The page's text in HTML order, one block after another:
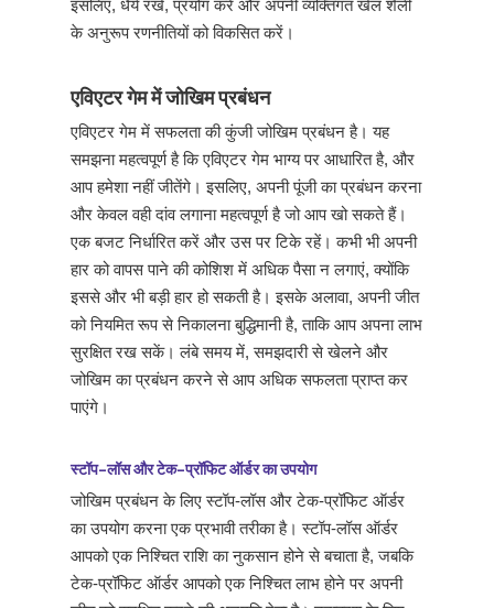
इसलिए, धैर्य रखें, प्रयोग करें और अपनी व्यक्तिगत खेल शैली
के अनुरूप रणनीतियों को विकसित करें।
एविएटर गेम में जोखिम प्रबंधन
एविएटर गेम में सफलता की कुंजी जोखिम प्रबंधन है। यह
समझना महत्वपूर्ण है कि एविएटर गेम भाग्य पर आधारित है, और
आप हमेशा नहीं जीतेंगे। इसलिए, अपनी पूंजी का प्रबंधन करना
और केवल वही दांव लगाना महत्वपूर्ण है जो आप खो सकते हैं।
एक बजट निर्धारित करें और उस पर टिके रहें। कभी भी अपनी
हार को वापस पाने की कोशिश में अधिक पैसा न लगाएं, क्योंकि
इससे और भी बड़ी हार हो सकती है। इसके अलावा, अपनी जीत
को नियमित रूप से निकालना बुद्धिमानी है, ताकि आप अपना लाभ
सुरक्षित रख सकें। लंबे समय में, समझदारी से खेलने और
जोखिम का प्रबंधन करने से आप अधिक सफलता प्राप्त कर
पाएंगे।
स्टॉप-लॉस और टेक-प्रॉफिट ऑर्डर का उपयोग
जोखिम प्रबंधन के लिए स्टॉप-लॉस और टेक-प्रॉफिट ऑर्डर
का उपयोग करना एक प्रभावी तरीका है। स्टॉप-लॉस ऑर्डर
आपको एक निश्चित राशि का नुकसान होने से बचाता है, जबकि
टेक-प्रॉफिट ऑर्डर आपको एक निश्चित लाभ होने पर अपनी